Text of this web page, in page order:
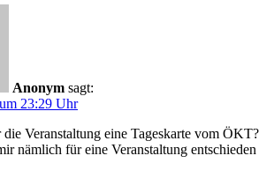
Anonym sagt:
23:29 Uhr
Veranstaltung eine Tageskarte vom ÖKT?
nämlich für eine Veranstaltung entschieden